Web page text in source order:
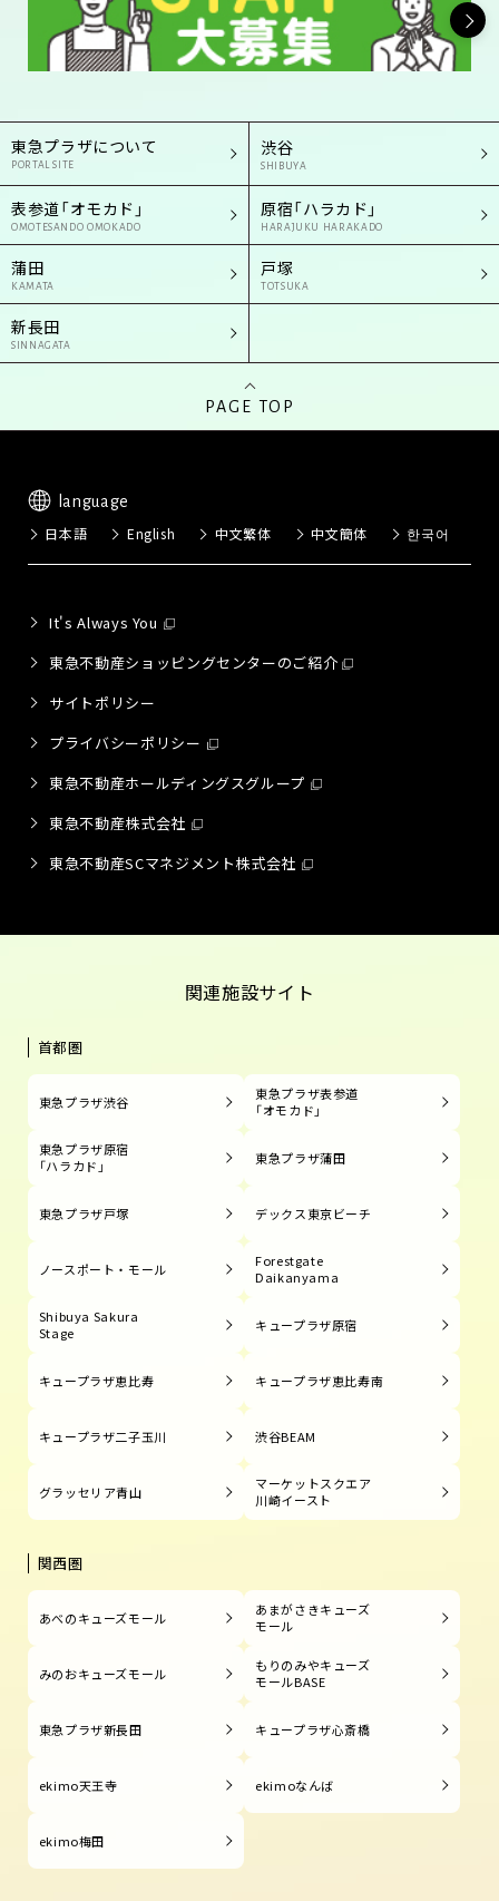
東急プラザについて
PORTAL SITE
渋谷
SHIBUYA
表参道「オモカド」
OMOTESANDO OMOKADO
原宿「ハラカド」
HARAJUKU HARAKADO
蒲田
KAMATA
戸塚
TOTSUKA
新長田
SINNAGATA
PAGE TOP
language
日本語 English 中文繁体 中文簡体 한국어
It's Always You
東急不動産ショッピングセンターのご紹介
サイトポリシー
プライバシーポリシー
東急不動産ホールディングスグループ
東急不動産株式会社
東急不動産SCマネジメント株式会社
関連施設サイト
首都圏
東急プラザ渋谷
東急プラザ表参道
「オモカド」
東急プラザ原宿
「ハラカド」
東急プラザ蒲田
東急プラザ戸塚 デックス東京ビーチ
ノースポート・モール
Forestgate
Daikanyama
Shibuya Sakura
Stage
キュープラザ原宿
キュープラザ恵比寿 キュープラザ恵比寿南
キュープラザ二子玉川 渋谷BEAM
グラッセリア青山
マーケットスクエア
川崎イースト
関西圏
あべのキューズモール
あまがさきキューズ
モール
みのおキューズモール
もりのみやキューズ
モールBASE
東急プラザ新長田 キュープラザ心斎橋
ekimo天王寺 ekimoなんば
ekimo梅田